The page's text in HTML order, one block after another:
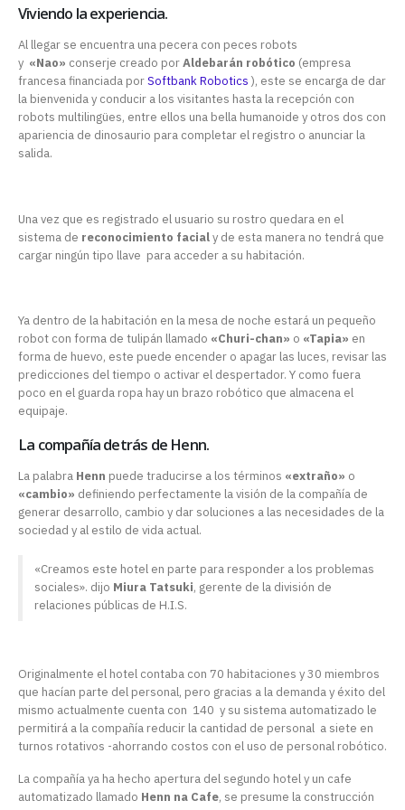
Viviendo la experiencia.
Al llegar se encuentra una pecera con peces robots
y «Nao» conserje creado porAldebarán robótico (empresa
francesa financiada porSoftbank Robotics ), este se encarga de dar
la bienvenida y conducir a los visitantes hasta la recepción con
robots multilingües, entre ellos una bella humanoide y otros dos con
apariencia de dinosaurio para completar el registro o anunciar la
salida.
Una vez que es registrado el usuario su rostro quedara en el
sistema de reconocimiento facialy de esta manera no tendrá que
cargar ningún tipo llave para acceder a su habitación.
Ya dentro de la habitación en la mesa de noche estará un pequeño
robot con forma de tulipán llamado «Churi-chan» o «Tapia» en
forma de huevo, este puede encender o apagar las luces, revisar las
predicciones del tiempo o activar el despertador. Y como fuera
poco en el guarda ropa hay un brazo robótico que almacena el
equipaje.
La compañía detrás de Henn.
La palabra Henn puede traducirse a los términos «extraño» o
«cambio» definiendo perfectamente la visión de la compañía de
generar desarrollo, cambio y dar soluciones a las necesidades de la
sociedad y al estilo de vida actual.
«Creamos este hotel en parte para responder a los problemas
sociales». dijo Miura Tatsuki, gerente de la división de
relaciones públicas de H.I.S.
Originalmente el hotel contaba con 70 habitaciones y 30 miembros
que hacían parte del personal, pero gracias a la demanda y éxito del
mismo actualmente cuenta con 140 y su sistema automatizado le
permitirá a la compañía reducir la cantidad de personal a siete en
turnos rotativos -ahorrando costos con el uso de personal robótico.
La compañía ya ha hecho apertura del segundo hotel y un cafe
automatizado llamado Henn na Cafe, se presume la construcción